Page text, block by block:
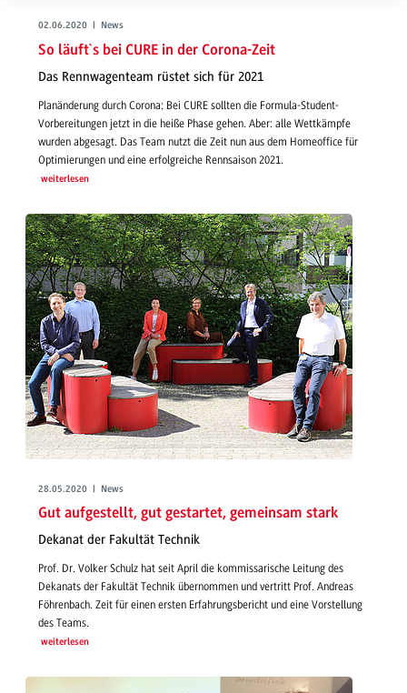
02.06.2020 | News
So läuft`s bei CURE in der Corona-Zeit
Das Rennwagenteam rüstet sich für 2021
Planänderung durch Corona: Bei CURE sollten die Formula-Student-
Vorbereitungen jetzt in die heiße Phase gehen. Aber: alle Wettkämpfe
wurden abgesagt. Das Team nutzt die Zeit nun aus dem Homeoffice für
Optimierungen und eine erfolgreiche Rennsaison 2021.
weiterlesen
28.05.2020 | News
Gut aufgestellt, gut gestartet, gemeinsam stark
Dekanat der Fakultät Technik
Prof. Dr. Volker Schulz hat seit April die kommissarische Leitung des
Dekanats der Fakultät Technik übernommen und vertritt Prof. Andreas
Föhrenbach. Zeit für einen ersten Erfahrungsbericht und eine Vorstellung
des Teams.
weiterlesen